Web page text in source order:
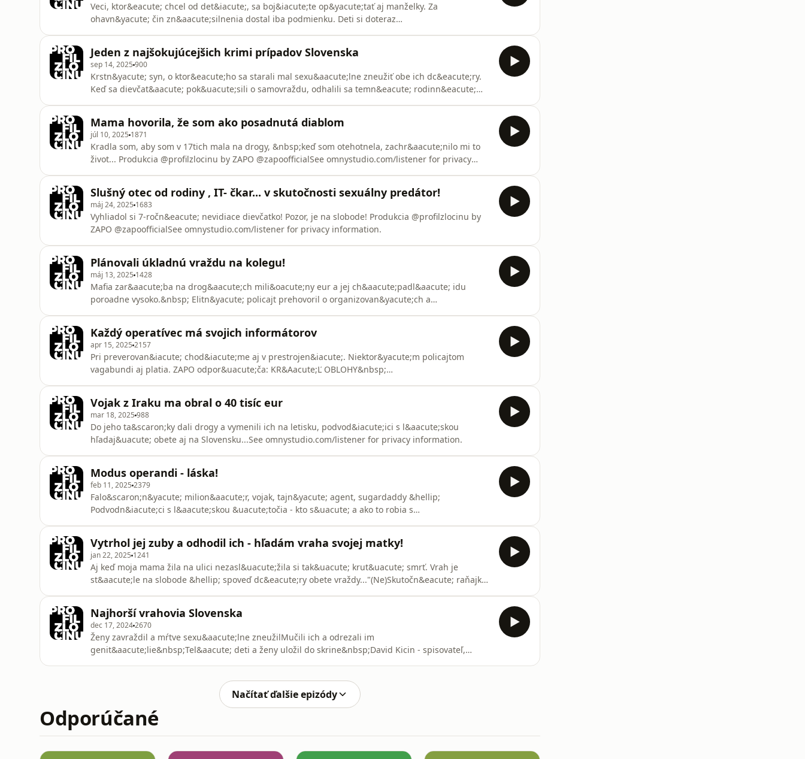
Veci, ktor&eacute; chcel od det&iacute;, sa boj&iacute;te op&yacute;tať aj manželky. Za
ohavn&yacute; čin zn&aacute;silnenia dostal iba podmienku. Deti si doteraz
Jeden z najšokujúcejšich krimi prípadov Slovenska
sep 14, 2025 900
Krstn&yacute; syn, o ktor&eacute;ho sa starali mal sexu&aacute;lne zneužiť obe ich dc&eacute;ry.
Keď sa dievčat&aacute; pok&uacute;sili o samovraždu, odhalili sa temn&eacute; rodinn&eacute;
Mama hovorila, že som ako posadnutá diablom
júl 10, 2025 1871
Kradla som, aby som v 17tich mala na drogy, &nbsp;keď som otehotnela, zachr&aacute;nilo mi to
život... Produkcia @profilzlocinu by ZAPO @zapoofficialSee omnystudio.com/listener for privacy
Slušný otec od rodiny , IT- čkar... v skutočnosti sexuálny predátor!
máj 24, 2025 1683
Vyhliadol si 7-ročn&eacute; nevidiace dievčatko! Pozor, je na slobode! Produkcia @profilzlocinu by
ZAPO @zapoofficialSee omnystudio.com/listener for privacy information.
Plánovali úkladnú vraždu na kolegu!
máj 13, 2025 1428
Mafia zar&aacute;ba na drog&aacute;ch mili&oacute;ny eur a jej ch&aacute;padl&aacute; idu
poroadne vysoko.&nbsp; Elitn&yacute; policajt prehovoril o organizovan&yacute;ch a
Každý operatívec má svojich informátorov
apr 15, 2025 2157
Pri preverovan&iacute; chod&iacute;me aj v prestrojen&iacute;. Niektor&yacute;m policajtom
vagabundi aj platia. ZAPO odpor&uacute;ča: KR&Aacute;Ľ OBLOHY&nbsp;
https://www.zabavavpodcastoch.sk/reklama/&nbsp;See omnystudio.com/listener f
Vojak z Iraku ma obral o 40 tisíc eur
mar 18, 2025 988
Do jeho ta&scaron;ky dali drogy a vymenili ich na letisku, podvod&iacute;ici s l&aacute;skou
hľadaj&uacute; obete aj na Slovensku...See omnystudio.com/listener for privacy information.
Modus operandi - láska!
feb 11, 2025 2379
Falo&scaron;n&yacute; milion&aacute;r, vojak, tajn&yacute; agent, sugardaddy &hellip;
Podvodn&iacute;ci s l&aacute;skou &uacute;točia - kto s&uacute; a ako to robia s
značky, komunik&aacute;ciu so z&aacute;kazn&iacute;kmi a
Vytrhol jej zuby a odhodil ich - hľadám vraha svojej matky!
jan 22, 2025 1241
Aj keď moja mama žila na ulici nezasl&uacute;žila si tak&uacute; krut&uacute; smrť. Vrah je
st&aacute;le na slobode &hellip; spoveď dc&eacute;ry obete vraždy..."(Ne)Skutočn&eacute; raňajky
&nbsp;https://goout.net/sk/ne-skutocne-r
Najhorší vrahovia Slovenska
dec 17, 20242670
Ženy zavraždil a mŕtve sexu&aacute;lne zneužilMučili ich a odrezali im
genit&aacute;lie&nbsp;Tel&aacute; deti a ženy uložil do skrine&nbsp;David Kicin - spisovateľ,
https://www.youtube.com/@ZAPOTV&nbsp;&nbsp; Produkcia @profilzlocinu by ZAPO @zapoofficial
Načítať ďalšie epizódy
Odporúčané